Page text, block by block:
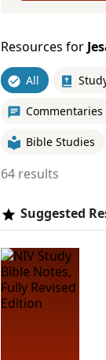
Resources for
All
Commentaries
Bible Studies
64 results
Suggested